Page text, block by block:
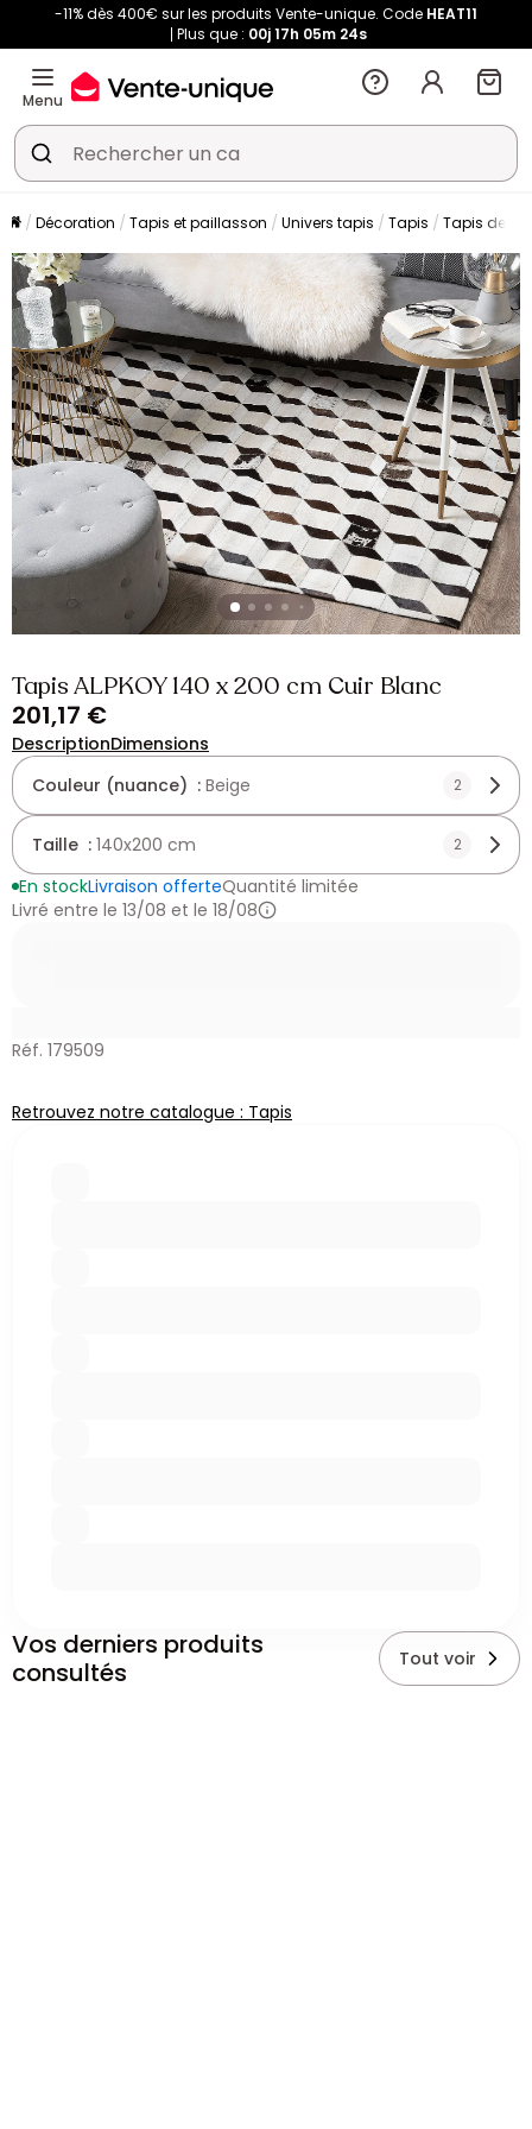
-11% dès 400€ sur les produits Vente-unique. Code HEAT11
Plus que : 00j 17h 05m 24s
Menu
Décoration Tapis et paillasson Univers tapis Tapis Tapis de
Tapis ALPKOY 140 x 200 cm Cuir Blanc
201,17 €
DescriptionDimensions
Couleur (nuance) : Beige 2
Taille : 140x200 cm 2
En stockLivraison offerteQuantité limitée
Livré entre le 13/08 et le 18/08
Réf. 179509
Retrouvez notre catalogue : Tapis
Vos derniers produits
consultés
Tout voir